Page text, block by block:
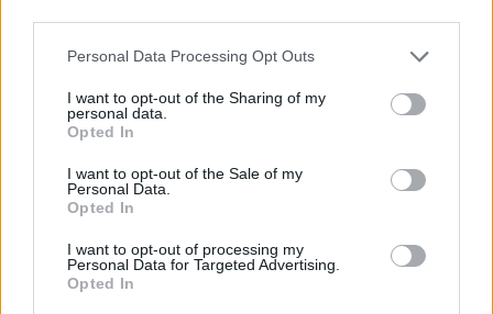
Personal Data Processing Opt Outs
I want to opt-out of the Sharing of my
personal data.
Opted In
I want to opt-out of the Sale of my
Personal Data.
Opted In
I want to opt-out of processing my
Personal Data for Targeted Advertising.
Opted In